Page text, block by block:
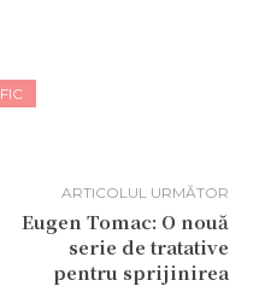
ARTICOLUL URMĂTOR
Eugen Tomac: O nouă
serie de tratative
pentru sprijinirea